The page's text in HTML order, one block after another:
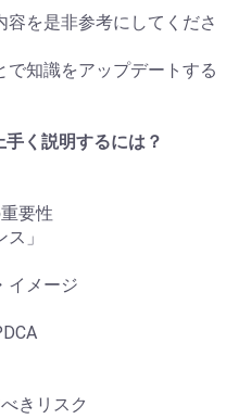
を是非参考にしてくださ
知識をアップデートする
く説明するには？
要性
」
イメージ
きリスク